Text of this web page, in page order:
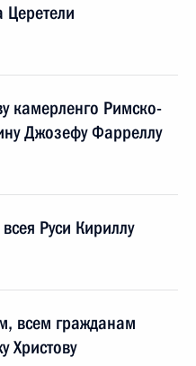
камерленго Римско-
Джозефу Фарреллу
Руси Кириллу
всем гражданам
Христову